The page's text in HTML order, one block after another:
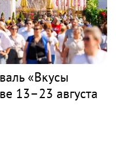
«Вкусы
13–23 августа